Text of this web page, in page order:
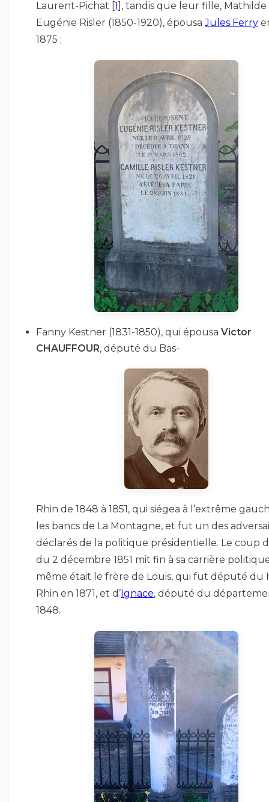
Laurent-Pichat [1] , tandis que leur fille, Mathilde
Eugénie Risler (1850-1920), épousaJules Ferry
1875 ;
Fanny Kestner (1831-1850), qui épousa Victor
CHAUFFOUR, député du Bas-
Rhin de 1848 à 1851, qui siégea à l’extrême
les bancs de La Montagne, et fut un des
déclarés de la politique présidentielle. Le coup
du 2 décembre 1851 mit fin à sa carrière
même était le frère de Louis, qui fut député du
Rhin en 1871, et d’Ignace, député du
1848.